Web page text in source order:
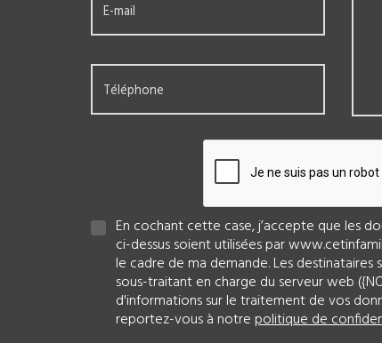
E-mail
Téléphone
En cochant cette case, j’accepte que les
ci-dessus soient utilisées par
le cadre de ma demande. Les
sous-traitant en charge du serveur web
d'informations sur le traitement de vos
reportez-vous à notre politique de